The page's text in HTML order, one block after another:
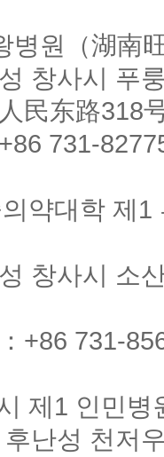
병원（湖南
창사시 푸
民东路318
731-
약대학 제1
창사시 소
+86 731-
제1 인민병
난성 천저